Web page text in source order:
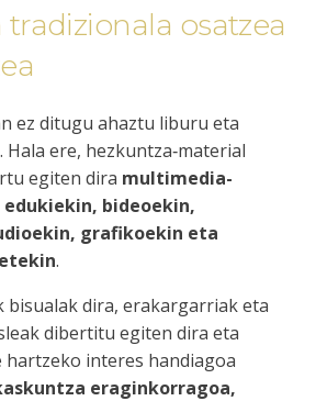
osatzea
ez ditugu ahaztu liburu eta
ere, hezkuntza‑material
egiten dira multimedia-
bideoekin,
grafikoekin eta
.
bisualak dira, erakargarriak eta
dibertitu egiten dira eta
interes handiagoa
eraginkorragoa,